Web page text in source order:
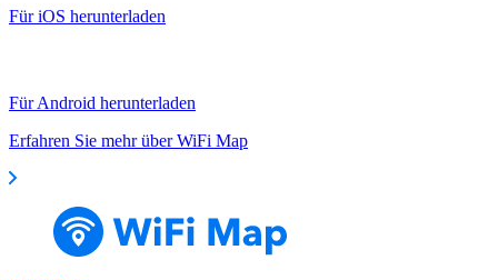
Für iOS herunterladen
Für Android herunterladen
Erfahren Sie mehr über WiFi Map